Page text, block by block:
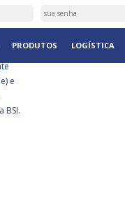
PRODUTOS LOGÍSTICA
e
BSI.